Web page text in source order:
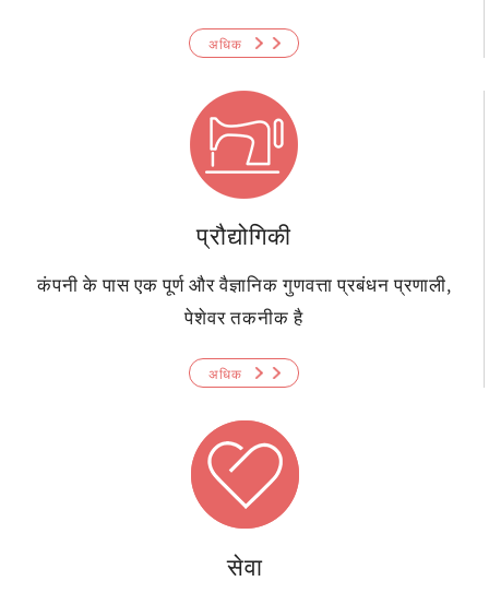
अधिक
प्रौद्योगिकी
कंपनी के पास एक पूर्ण और वैज्ञानिक गुणवत्ता प्रबंधन प्रणाली,
पेशेवर तकनीक है
अधिक
सेवा